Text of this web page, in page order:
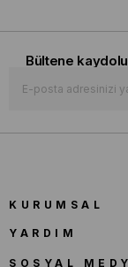
Bültene
KURUMSAL
YARDIM
SOSYAL